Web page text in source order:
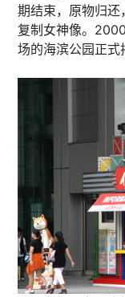
期结束，原物归
复制女神像。
场的海滨公园正式